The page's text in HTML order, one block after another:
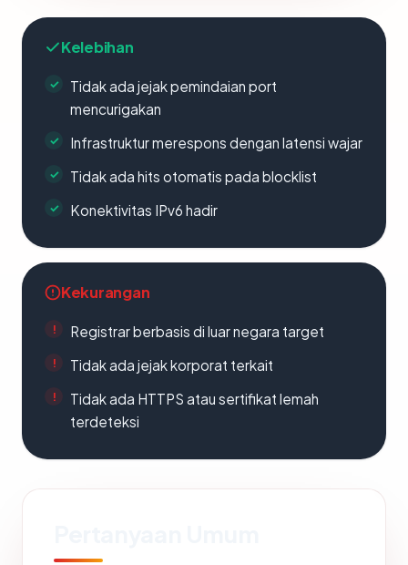
Kelebihan
Tidak ada jejak pemindaian port
mencurigakan
Infrastruktur merespons dengan latensi wajar
Tidak ada hits otomatis pada blocklist
Konektivitas IPv6 hadir
Kekurangan
Registrar berbasis di luar negara target
Tidak ada jejak korporat terkait
Tidak ada HTTPS atau sertifikat lemah
terdeteksi